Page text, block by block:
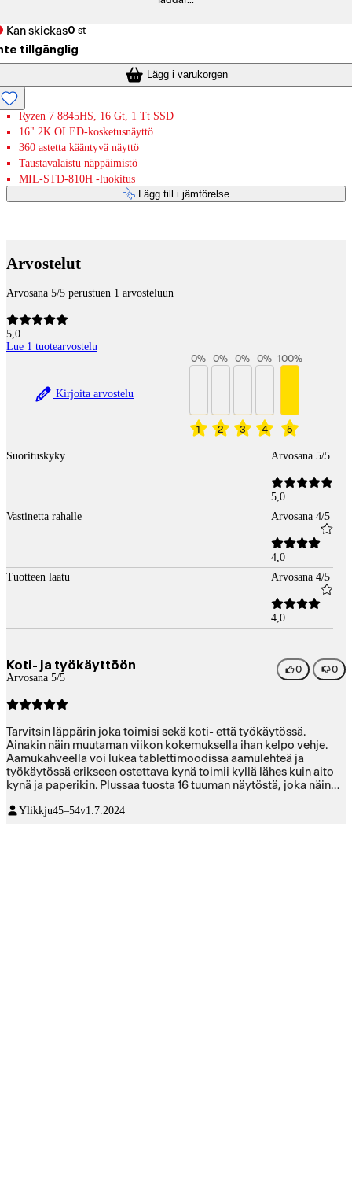
Kan skickas0 st
tillgänglig
Lägg i varukorgen
Ryzen 7 8845HS, 16 Gt, 1 Tt SSD
16" 2K OLED-kosketusnäyttö
360 astetta kääntyvä näyttö
Taustavalaistu näppäimistö
MIL-STD-810H -luokitus
Lägg till i jämförelse
Arvostelut
Arvosana 5/5 perustuen 1 arvosteluun
5,0
Lue 1 tuotearvostelu
Kirjoita arvostelu
1
0%
2
0%
3
0%
4
0%
5
100%
Suorituskyky Arvosana 5/5
5,0
Vastinetta rahalle
Arvosana 4/5
4,0
Tuotteen laatu
Arvosana 4/5
4,0
Koti- ja työkäyttöön
Arvosana 5/5
0 0
Tarvitsin läppärin joka toimisi sekä koti- että työkäytössä.
Ainakin näin muutaman viikon kokemuksella ihan kelpo vehje.
Aamukahveella voi lukea tablettimoodissa aamulehteä ja
työkäytössä erikseen ostettava kynä toimii kyllä lähes kuin aito
kynä ja paperikin. Plussaa tuosta 16 tuuman näytöstä, joka näin
Ylikkju45–54v1.7.2024